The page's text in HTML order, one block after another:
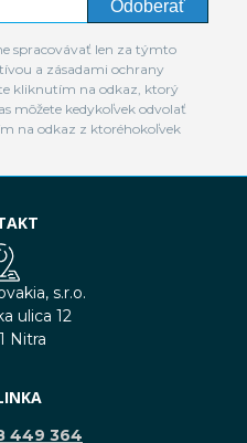
Odoberať
spracovávať len za týmto
a zásadami ochrany
kliknutím na odkaz, ktorý
môžete kedykoľvek odvolať
na odkaz z ktoréhokoľvek
s.r.o.
ulica 12
Nitra
449 364